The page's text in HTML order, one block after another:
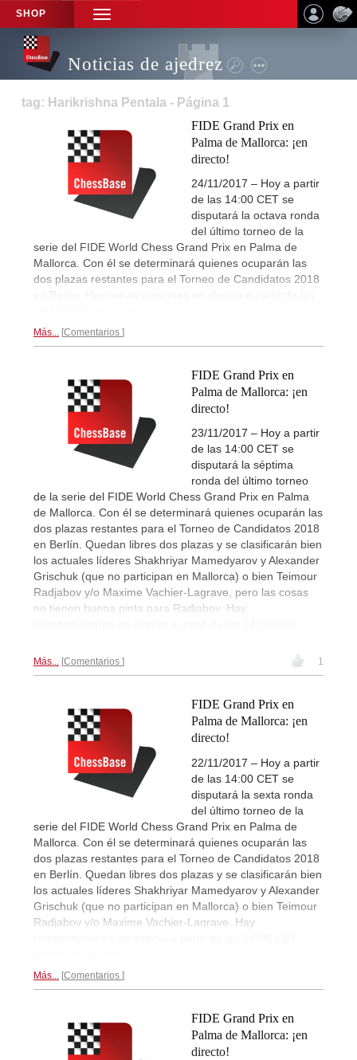
SHOP
TOGGLE
NAVIGATION
Noticias de ajedrez
tag: Harikrishna Pentala - Página 1
FIDE Grand Prix en
Palma de Mallorca: ¡en
directo!
24/11/2017 – Hoy a partir
de las 14:00 CET se
disputará la octava ronda
del último torneo de la
serie del FIDE World Chess Grand Prix en Palma de
Mallorca. Con él se determinará quienes ocuparán las
dos plazas restantes para el Torneo de Candidatos 2018
en Berlín. Hay retransmisiones en directo a partir de las
Más... Comentarios
FIDE Grand Prix en
Palma de Mallorca: ¡en
directo!
23/11/2017 – Hoy a partir
de las 14:00 CET se
disputará la séptima
ronda del último torneo
de la serie del FIDE World Chess Grand Prix en Palma
de Mallorca. Con él se determinará quienes ocuparán las
dos plazas restantes para el Torneo de Candidatos 2018
en Berlín. Quedan libres dos plazas y se clasificarán bien
los actuales líderes Shakhriyar Mamedyarov y Alexander
Grischuk (que no participan en Mallorca) o bien Teimour
Radjabov y/o Maxime Vachier-Lagrave, pero las cosas
no tienen buena pinta para Radjabov. Hay
Más... Comentarios 1
FIDE Grand Prix en
Palma de Mallorca: ¡en
directo!
22/11/2017 – Hoy a partir
de las 14:00 CET se
disputará la sexta ronda
del último torneo de la
serie del FIDE World Chess Grand Prix en Palma de
Mallorca. Con él se determinará quienes ocuparán las
dos plazas restantes para el Torneo de Candidatos 2018
en Berlín. Quedan libres dos plazas y se clasificarán bien
los actuales líderes Shakhriyar Mamedyarov y Alexander
Grischuk (que no participan en Mallorca) o bien Teimour
Radjabov y/o Maxime Vachier-Lagrave. Hay
Más... Comentarios
FIDE Grand Prix en
Palma de Mallorca: ¡en
directo!